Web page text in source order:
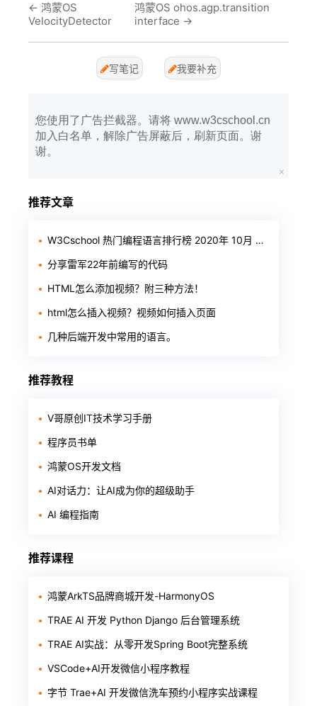
← 鸿蒙OS
VelocityDetector
鸿蒙OS ohos.agp.transition
interface →
写笔记 我要补充
您使用了广告拦截器。请将 www.w3cschool.cn
加入白名单，解除广告屏蔽后，刷新页面。谢
谢。
推荐文章
W3Cschool 热门编程语言排行榜 2020年 10月 TOP10
分享雷军22年前编写的代码
HTML怎么添加视频？附三种方法！
html怎么插入视频？视频如何插入页面
几种后端开发中常用的语言。
推荐教程
V哥原创IT技术学习手册
程序员书单
鸿蒙OS开发文档
AI对话力：让AI成为你的超级助手
AI 编程指南
推荐课程
鸿蒙ArkTS品牌商城开发-HarmonyOS
TRAE AI 开发 Python Django 后台管理系统
TRAE AI实战：从零开发Spring Boot完整系统
VSCode+AI开发微信小程序教程
字节 Trae+AI 开发微信洗车预约小程序实战课程